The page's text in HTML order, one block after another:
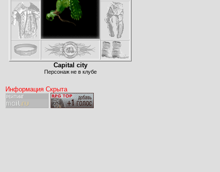
Capital city
Персонаж не в клубе
Информация Скрыта